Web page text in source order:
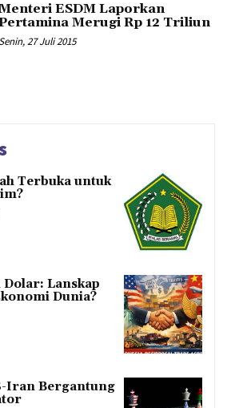
ESDM Laporkan
Merugi Rp 12 Triliun
Senin, 27 Juli 2015
Terbuka untuk
Lanskap
Dunia?
Iran Bergantung